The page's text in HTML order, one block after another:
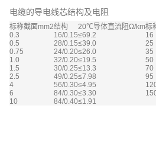
电缆的导电线芯结构及电阻
标称截面mm2结构 20℃导体直流阻Ω/km标
0.3
16/0.15≤69.2 16
0.5
28/0.15≤39.0 25
0.75
24/0.20≤26.0 35
1.0
32/0.20≤19.5 50
1.5
30/0.25≤13.3 70
2.5
49/0.25≤7.98 95
4
56/0.30≤4.95
6
84/0.30≤3.30
10
84/0.40≤1.91